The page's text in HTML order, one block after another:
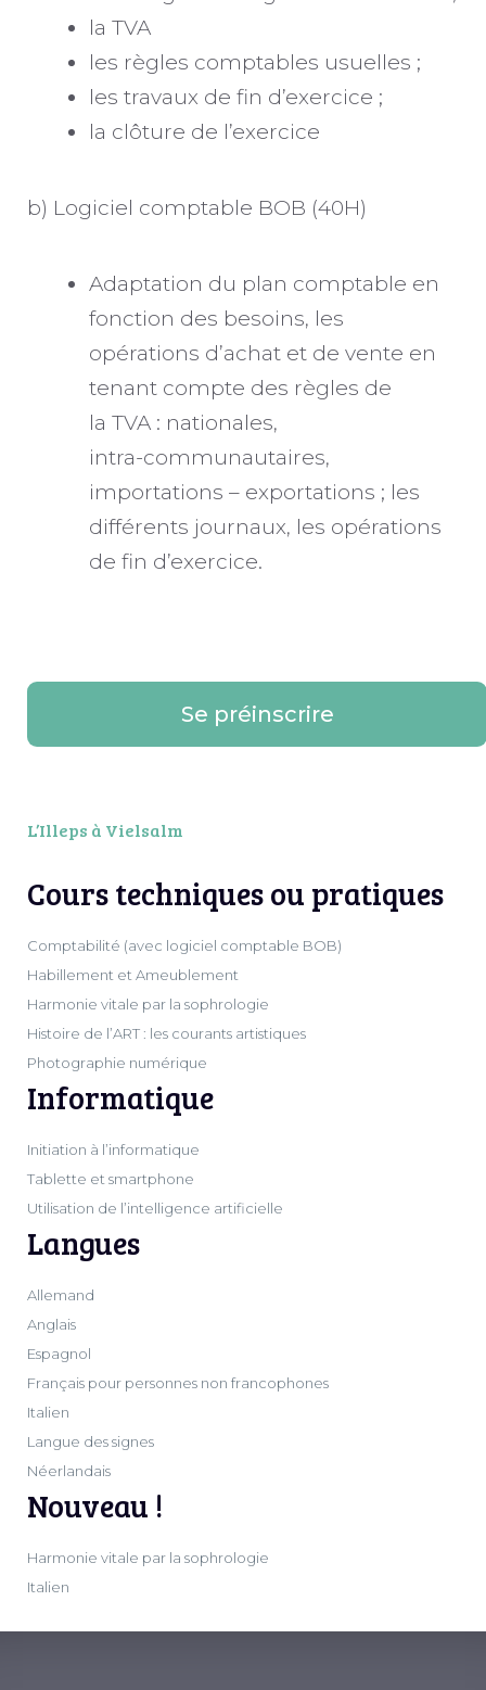
la TVA
les règles comptables usuelles ;
les travaux de fin d’exercice ;
la clôture de l’exercice
b) Logiciel comptable BOB (40H)
Adaptation du plan comptable en
fonction des besoins, les
opérations d’achat et de vente en
tenant compte des règles de
la TVA : nationales,
intra-communautaires,
importations – exportations ; les
différents journaux, les opérations
de fin d’exercice.
Se préinscrire
L’Illeps à Vielsalm
Cours techniques ou pratiques
Comptabilité (avec logiciel comptable BOB)
Habillement et Ameublement
Harmonie vitale par la sophrologie
Histoire de l’ART : les courants artistiques
Photographie numérique
Informatique
Initiation à l’informatique
Tablette et smartphone
Utilisation de l’intelligence artificielle
Langues
Allemand
Anglais
Espagnol
Français pour personnes non francophones
Italien
Langue des signes
Néerlandais
Nouveau !
Harmonie vitale par la sophrologie
Italien